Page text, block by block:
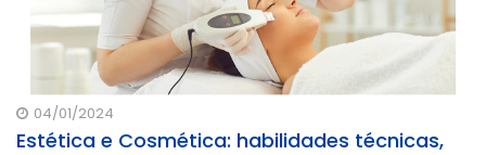
04/01/2024
Estética e Cosmética: habilidades técnicas,